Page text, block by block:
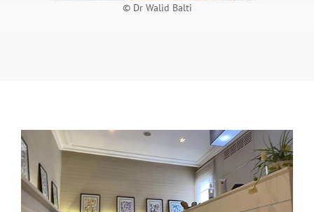
© Dr Walid Balti